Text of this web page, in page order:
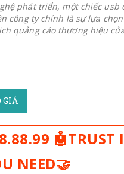
phát triển, một chiếc usb
công ty chính là sự lựa
quảng cáo thương hiệu
GIÁ
🤖TRUST
NEED🤝